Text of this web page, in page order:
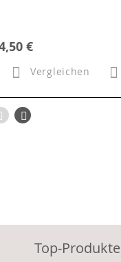
€
Vergleichen
ZurückSeite
Weiter
Top-Produkte